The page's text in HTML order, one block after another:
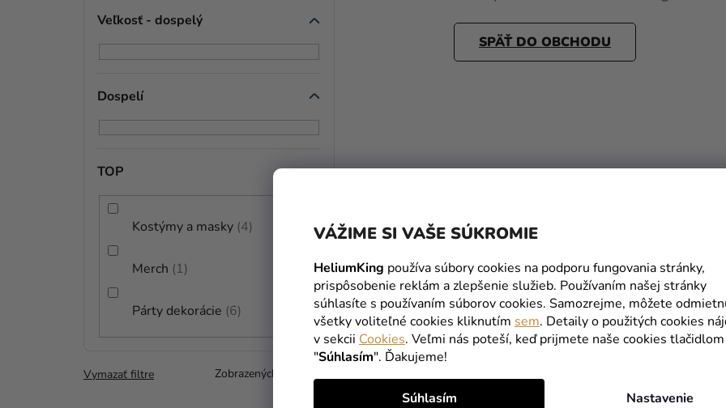
VÁŽIME SI VAŠE SÚKROMIE
HeliumKing používa súbory cookies na podporu fungovania stránky,
prispôsobenie reklám a zlepšenie služieb. Používaním našej stránky
súhlasíte s používaním súborov cookies. Samozrejme, môžete
všetky voliteľné cookies kliknutím sem. Detaily o použitých cookies
v sekcii Cookies. Veľmi nás poteší, keď prijmete naše cookies tlačidlom
"Súhlasím". Ďakujeme!
Nastavenie
Súhlasím
Veľkosť - dospelý
Dospelí
TOP
Kostýmy a masky 4
Merch 1
Párty dekorácie 6
Vymazať filtre Zobrazených položiek:
SPÄŤ DO OBCHODU